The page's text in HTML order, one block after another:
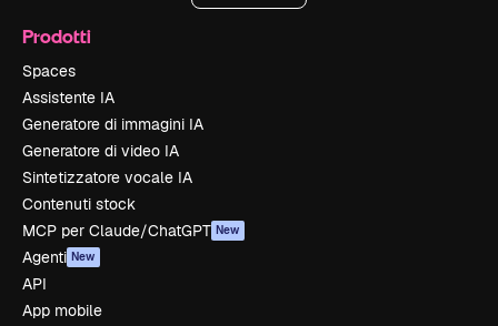
Prodotti
Spaces
Assistente IA
Generatore di immagini IA
Generatore di video IA
Sintetizzatore vocale IA
Contenuti stock
MCP per Claude/ChatGPT New
Agenti New
API
App mobile